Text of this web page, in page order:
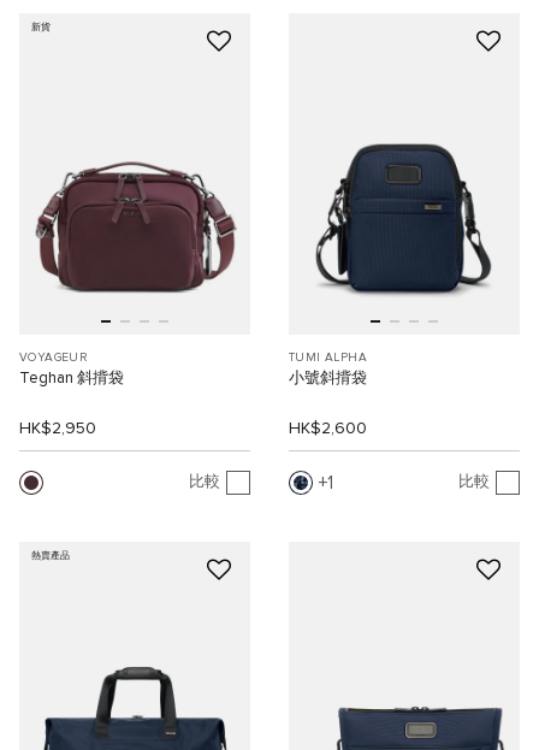
新貨
VOYAGEUR
Teghan 斜揹袋
HK$2,950
比較
TUMI ALPHA
小號斜揹袋
HK$2,600
1 比較
熱賣產品